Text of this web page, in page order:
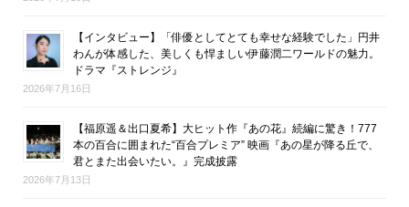
【インタビュー】「俳優としてとても幸せな経験でした」円井
わんが体感した、美しくも悍ましい伊藤潤二ワールドの魅力。
ドラマ『ストレンジ』
2026年7月16日
【福原遥＆出口夏希】大ヒット作『あの花』続編に驚き！777
本の百合に囲まれた“百合プレミア” 映画『あの星が降る丘で、
君とまた出会いたい。』完成披露
2026年7月13日